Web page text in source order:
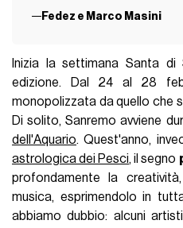
Fedez e Marco Masini
Inizia la settimana Santa di
edizione. Dal 24 al 28
monopolizzata da quello che
Di solito, Sanremo avviene
dell'Aquario. Quest'anno,
astrologica dei Pesci, il segno
profondamente la
musica, esprimendolo in
abbiamo dubbio: alcuni